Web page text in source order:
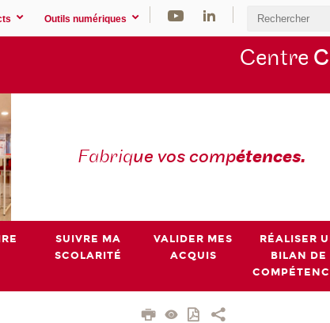
Outils numériques
Centre
Fabrique vos compétences.
SUIVRE MA
SCOLARITÉ
VALIDER MES
ACQUIS
RÉALISER
BILAN DE